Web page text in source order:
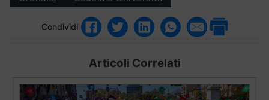
Condividi
Articoli Correlati